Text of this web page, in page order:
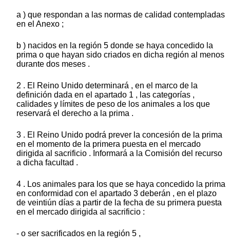
a ) que respondan a las normas de calidad contempladas
en el Anexo ;
b ) nacidos en la región 5 donde se haya concedido la
prima o que hayan sido criados en dicha región al menos
durante dos meses .
2 . El Reino Unido determinará , en el marco de la
definición dada en el apartado 1 , las categorías ,
calidades y límites de peso de los animales a los que
reservará el derecho a la prima .
3 . El Reino Unido podrá prever la concesión de la prima
en el momento de la primera puesta en el mercado
dirigida al sacrificio . Informará a la Comisión del recurso
a dicha facultad .
4 . Los animales para los que se haya concedido la prima
en conformidad con el apartado 3 deberán , en el plazo
de veintiún días a partir de la fecha de su primera puesta
en el mercado dirigida al sacrificio :
- o ser sacrificados en la región 5 ,